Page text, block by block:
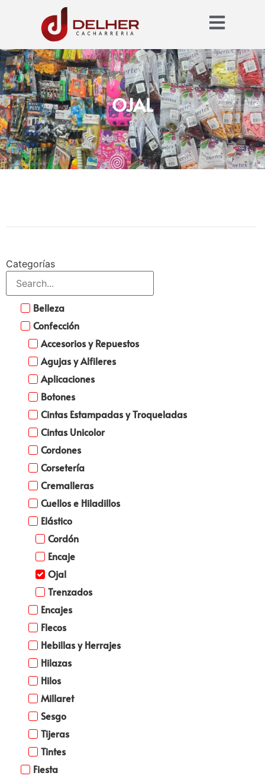
OJAL
Categorías
Belleza
Confección
Accesorios y Repuestos
Agujas y Alfileres
Aplicaciones
Botones
Cintas Estampadas y Troqueladas
Cintas Unicolor
Cordones
Corsetería
Cremalleras
Cuellos e Hiladillos
Elástico
Cordón
Encaje
Ojal
Trenzados
Encajes
Flecos
Hebillas y Herrajes
Hilazas
Hilos
Millaret
Sesgo
Tijeras
Tintes
Fiesta